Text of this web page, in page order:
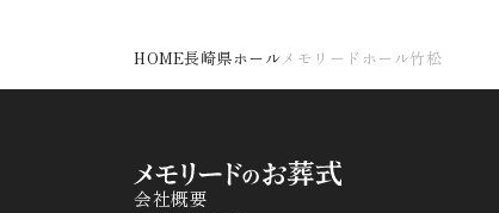
HOME長崎県ホールメモリードホール竹松
会社概要